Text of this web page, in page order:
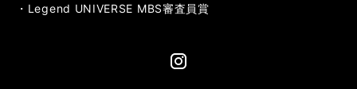
・Legend UNIVERSE MBS審査員賞